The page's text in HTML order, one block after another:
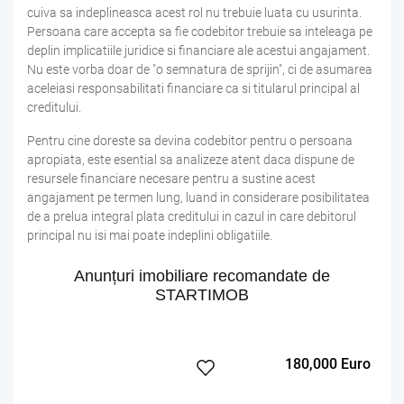
cuiva sa indeplineasca acest rol nu trebuie luata cu usurinta.
Persoana care accepta sa fie codebitor trebuie sa inteleaga pe
deplin implicatiile juridice si financiare ale acestui angajament.
Nu este vorba doar de "o semnatura de sprijin", ci de asumarea
aceleiasi responsabilitati financiare ca si titularul principal al
creditului.
Pentru cine doreste sa devina codebitor pentru o persoana
apropiata, este esential sa analizeze atent daca dispune de
resursele financiare necesare pentru a sustine acest
angajament pe termen lung, luand in considerare posibilitatea
de a prelua integral plata creditului in cazul in care debitorul
principal nu isi mai poate indeplini obligatiile.
Anunțuri imobiliare recomandate de
STARTIMOB